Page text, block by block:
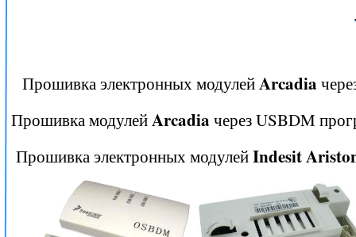
Прошивка электронных модулейArcadia
Прошивка модулейArcadia через USBDM
Прошивка электронных модулейIndesit